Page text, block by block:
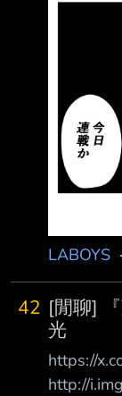
LABOYS ·
42 [閒聊]
光
https://
http://